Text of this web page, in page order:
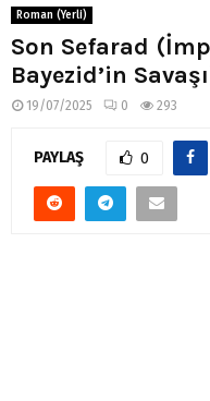
Roman (Yerli)
Son Sefarad
Bayezid’in
19/07/2025 0 293
PAYLAŞ 0